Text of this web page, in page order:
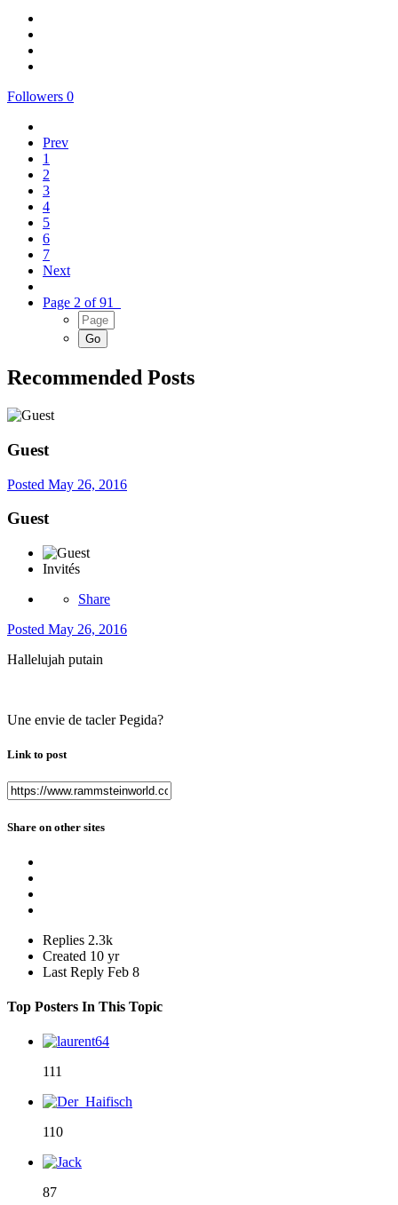
Followers 0
Prev
1
2
3
4
5
6
7
Next
Page 2 of 91
Recommended Posts
Guest
Posted May 26, 2016
Guest
Invités
Share
Posted May 26, 2016
Hallelujah putain
Une envie de tacler Pegida?
Link to post
Share on other sites
Replies 2.3k
Created 10 yr
Last Reply Feb 8
Top Posters In This Topic
111
110
87